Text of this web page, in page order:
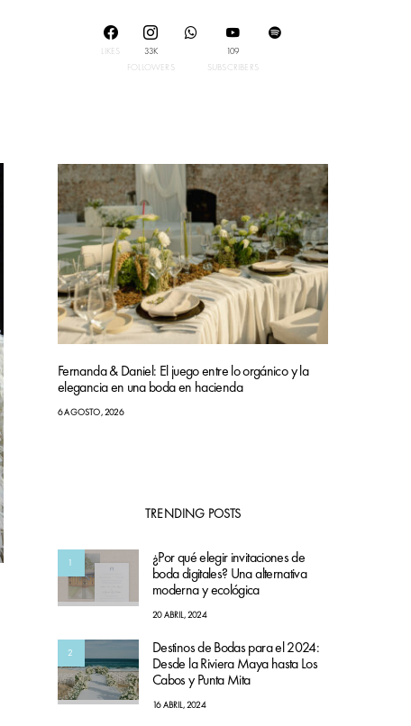
LIKES
33K
FOLLOWERS
109
SUBSCRIBERS
Fernanda & Daniel: El juego entre lo orgánico y la
elegancia en una boda en hacienda
6 AGOSTO, 2026
TRENDING POSTS
1
¿Por qué elegir invitaciones de
boda digitales? Una alternativa
moderna y ecológica
20 ABRIL, 2024
2
Destinos de Bodas para el 2024:
Desde la Riviera Maya hasta Los
Cabos y Punta Mita
16 ABRIL, 2024